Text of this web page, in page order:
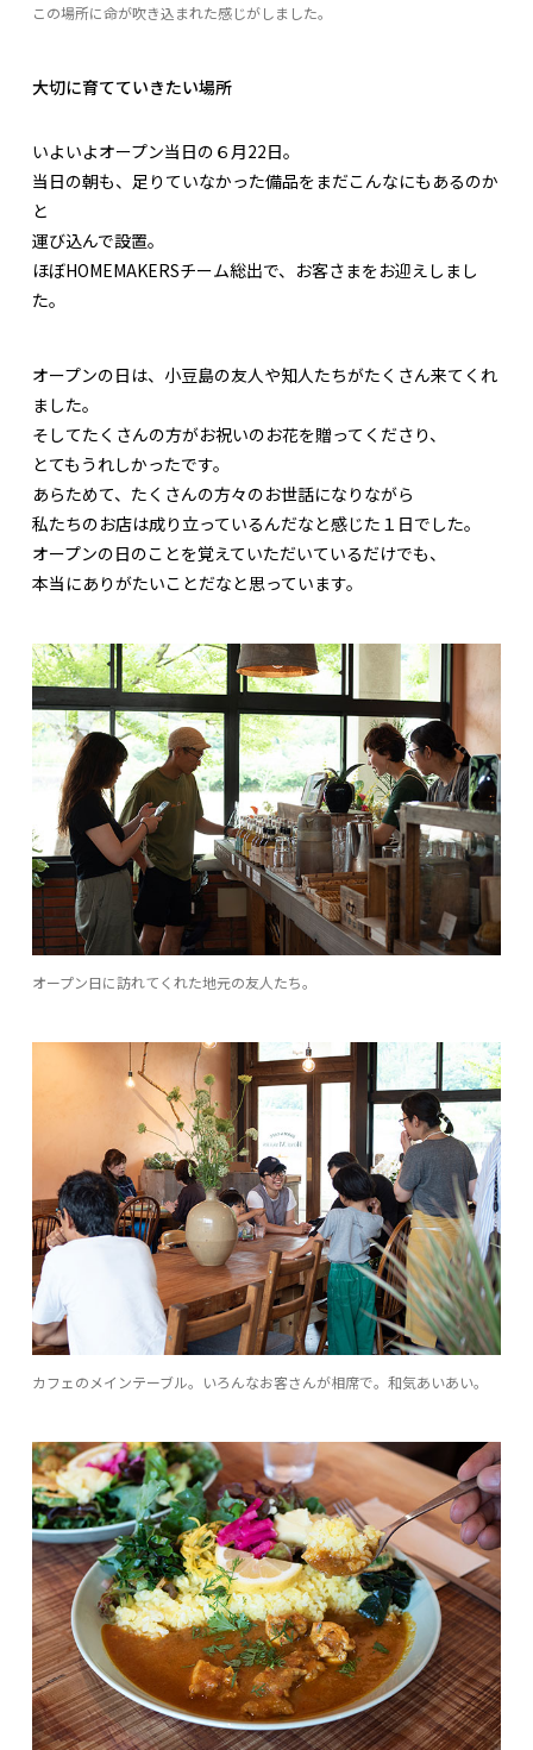
この場所に命が吹き込まれた感じがしました。
大切に育てていきたい場所
いよいよオープン当日の６月22日。
当日の朝も、足りていなかった備品をまだこんなにもあるのか
と
運び込んで設置。
ほぼHOMEMAKERSチーム総出で、お客さまをお迎えしまし
た。
オープンの日は、小豆島の友人や知人たちがたくさん来てくれ
ました。
そしてたくさんの方がお祝いのお花を贈ってくださり、
とてもうれしかったです。
あらためて、たくさんの方々のお世話になりながら
私たちのお店は成り立っているんだなと感じた１日でした。
オープンの日のことを覚えていただいているだけでも、
本当にありがたいことだなと思っています。
オープン日に訪れてくれた地元の友人たち。
カフェのメインテーブル。いろんなお客さんが相席で。和気あいあい。